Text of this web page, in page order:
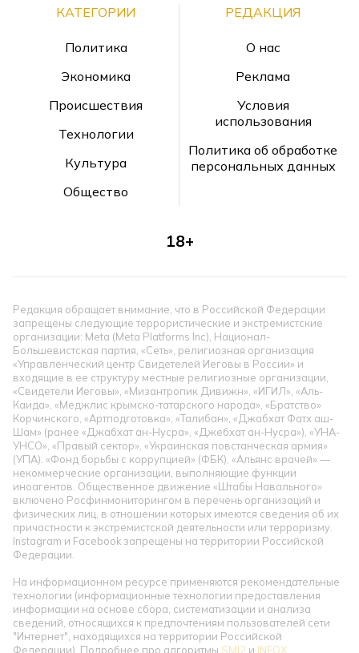
КАТЕГОРИИ
Политика
Экономика
Происшествия
Технологии
Культура
Общество
РЕДАКЦИЯ
О нас
Реклама
Условия
использования
Политика об обработке
персональных данных
18+
Редакция обращает внимание, что в Российской Федерации
запрещены следующие террористические и экстремистские
организации: Meta (Meta Platforms Inc), Национал-
Большевистская партия, «Сеть», религиозная организация
«Управленческий центр Свидетелей Иеговы в России» и
входящие в ее структуру местные религиозные организации,
«Свидетели Иеговы», «Мизантропик Дивижн», «ИГИЛ», «Аль-
Каида», «Меджлис крымско-татарского народа», «Братство»
Корчинского, «Артподготовка», «Талибан», «Джабхат Фатх аш-
Шам» (ранее «Джабхат ан-Нусра», «Джебхат ан-Нусра»), «УНА-
УНСО», «Правый сектор», «Украинская повстанческая армия»
(УПА). «Фонд борьбы с коррупцией» (ФБК), «Альянс врачей» —
некоммерческие организации, выполняющие функции
иноагентов. Общественное движение «Штабы Навального»
включено Росфинмониторингом в перечень организаций и
физических лиц, в отношении которых имеются сведения об их
причастности к экстремистской деятельности или терроризму.
Instagram и Facebook запрещены на территории Российской
Федерации.
На информационном ресурсе применяются рекомендательные
технологии (информационные технологии предоставления
информации на основе сбора, систематизации и анализа
сведений, относящихся к предпочтениям пользователей сети
"Интернет", находящихся на территории Российской
Федерации). Подробнее про алгоритмы SMI2 и INFOX